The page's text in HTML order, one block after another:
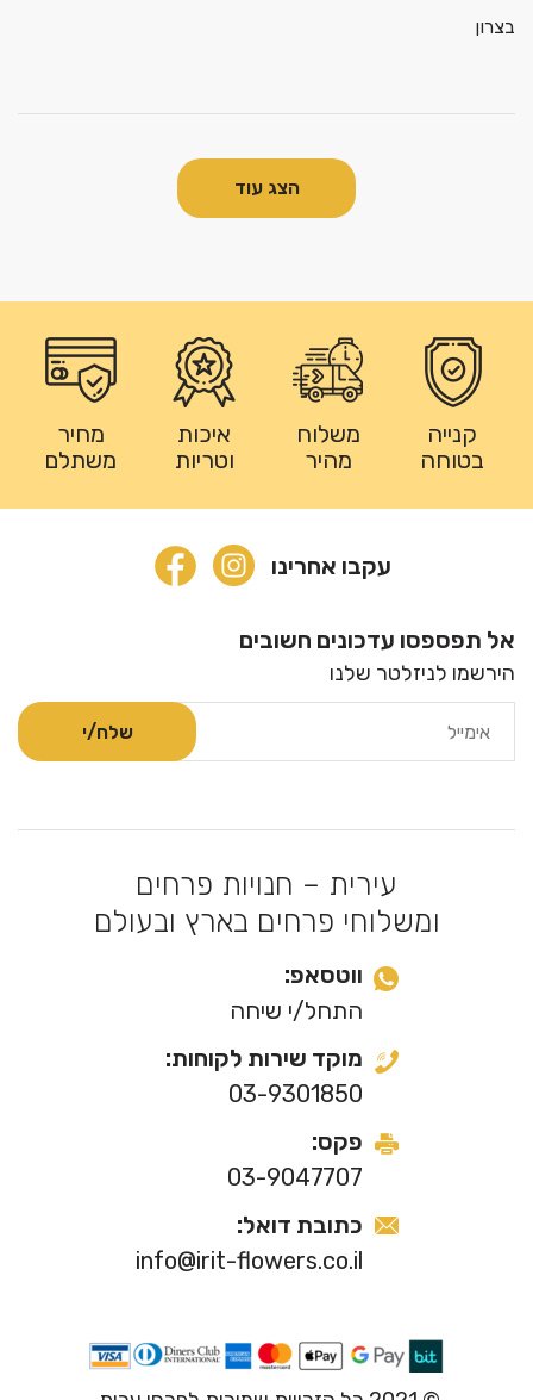
בצרון
הצג עוד
קנייה
בטוחה
משלוח
מהיר
איכות
וטריות
מחיר
משתלם
עקבו אחרינו
אל תפספסו עדכונים חשובים
הירשמו לניזלטר שלנו
עירית – חנויות פרחים
ומשלוחי פרחים בארץ ובעולם
ווטסאפ:
התחל/י שיחה
מוקד שירות לקוחות:
03-9301850
פקס:
03-9047707
כתובת דואל:
info@irit-flowers.co.il